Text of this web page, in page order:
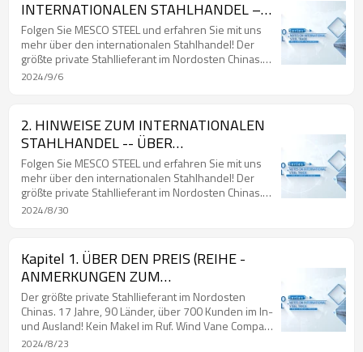
INTERNATIONALEN STAHLHANDEL –
ÜBER TOLERANZ
Folgen Sie MESCO STEEL und erfahren Sie mit uns
mehr über den internationalen Stahlhandel! Der
größte private Stahllieferant im Nordosten Chinas.
17 Jahre, 90 Länder, über 700 Kunden im In- und
Chinese Steel Export Union. Chinas Top-20-
Lieferanten für beschichteten Stahl im Jahr 2019.
Chinas Top-100-Lieferanten für Stahl im Jahr 2020.
Chinas Top-30-Lieferanten für beschichteten Stahl
im Jahr 2021.
2024/9/6
2. HINWEISE ZUM INTERNATIONALEN
STAHLHANDEL -- ÜBER
LAGERBESTAND
Folgen Sie MESCO STEEL und erfahren Sie mit uns
mehr über den internationalen Stahlhandel! Der
größte private Stahllieferant im Nordosten Chinas.
17 Jahre, 90 Länder, über 700 Kunden im In- und
Chinese Steel Export Union. Chinas Top-20-
Lieferanten für beschichteten Stahl im Jahr 2019.
Chinas Top-100-Lieferanten für Stahl im Jahr 2020.
Chinas Top-30-Lieferanten für beschichteten Stahl
im Jahr 2021.
2024/8/30
Kapitel 1. ÜBER DEN PREIS (REIHE -
ANMERKUNGEN ZUM
INTERNATIONALEN STAHLHANDEL)
Der größte private Stahllieferant im Nordosten
Chinas. 17 Jahre, 90 Länder, über 700 Kunden im In-
und Ausland! Kein Makel im Ruf. Wind Vane Company
mit Preis in den Mainstream-Medien. Ratsmitglied
2024/8/23